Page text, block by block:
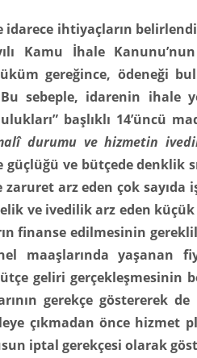
idarece ihtiyaçların
Kamu İhale
gereğince, ödeneği
Bu sebeple, idarenin ihale
başlıklı 14’üncü
durumu ve hizmetin
ve bütçede denklik
arz eden çok sayıda
ve ivedilik arz eden küçük
finanse edilmesinin
maaşlarında yaşanan
geliri gerçekleşmesinin
gerekçe göstererek
çıkmadan önce hizmet
iptal gerekçesi olarak